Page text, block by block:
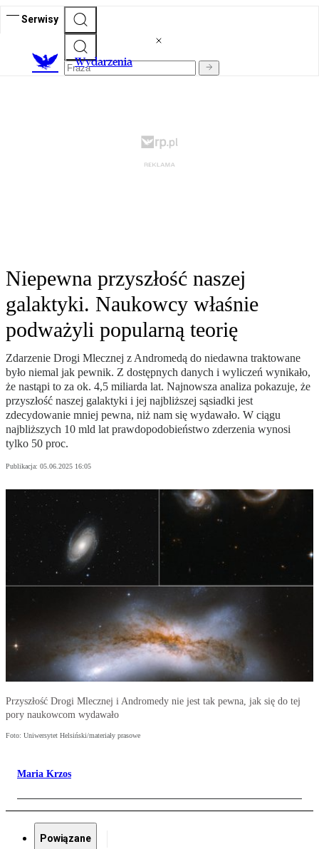
Serwisy
Wydarzenia
Niepewna przyszłość naszej
galaktyki. Naukowcy właśnie
podważyli popularną teorię
Zdarzenie Drogi Mlecznej z Andromedą do niedawna traktowane
było niemal jak pewnik. Z dostępnych danych i wyliczeń wynikało,
że nastąpi to za ok. 4,5 miliarda lat. Najnowsza analiza pokazuje, że
przyszłość naszej galaktyki i jej najbliższej sąsiadki jest
zdecydowanie mniej pewna, niż nam się wydawało. W ciągu
najbliższych 10 mld lat prawdopodobieństwo zderzenia wynosi
tylko 50 proc.
Publikacja: 05.06.2025 16:05
Przyszłość Drogi Mlecznej i Andromedy nie jest tak pewna, jak się do tej
pory naukowcom wydawało
Foto: Uniwersytet Helsiński/materiały prasowe
Maria Krzos
Powiązane